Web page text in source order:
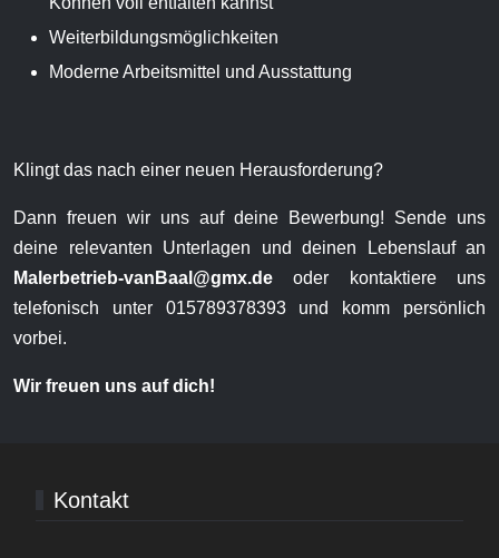
Weiterbildungsmöglichkeiten
Moderne Arbeitsmittel und Ausstattung
Klingt das nach einer neuen Herausforderung?
Dann freuen wir uns auf deine Bewerbung! Sende uns
deine relevanten Unterlagen und deinen Lebenslauf an
Malerbetrieb-vanBaal@gmx.de oder kontaktiere uns
telefonisch unter 015789378393 und komm persönlich
vorbei.
Wir freuen uns auf dich!
Kontakt